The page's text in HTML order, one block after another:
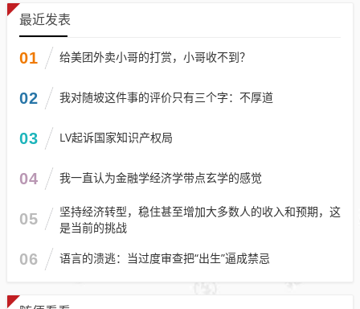
最近发表
01 给美团外卖小哥的打赏，小哥收不到？
02 我对随坡这件事的评价只有三个字：不厚道
03 LV起诉国家知识产权局
04 我一直认为金融学经济学带点玄学的感觉
05
坚持经济转型，稳住甚至增加大多数人的收入和预期，这
是当前的挑战
06 语言的溃逃：当过度审查把“出生”逼成禁忌